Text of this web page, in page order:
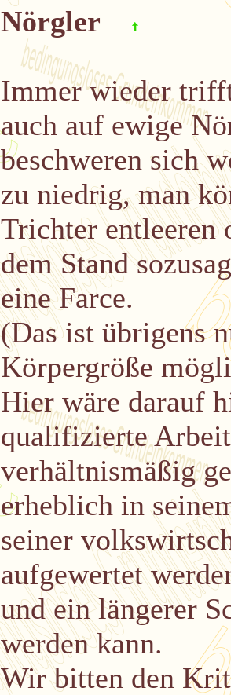
Nörgler
Immer wieder
auch auf ewige
beschweren sich
zu niedrig, man
Trichter entleeren
dem Stand
eine Farce.
(Das ist übrigens
Körpergröße
Hier wäre darauf
qualifizierte
verhältnismäßig
erheblich in
seiner
aufgewertet
und ein längerer
werden kann.
Wir bitten den